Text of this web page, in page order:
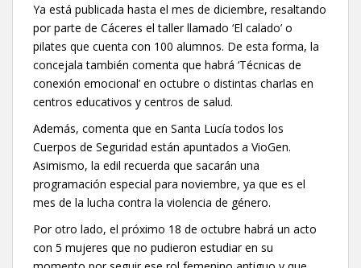
Ya está publicada hasta el mes de diciembre, resaltando
por parte de Cáceres el taller llamado ‘El calado’ o
pilates que cuenta con 100 alumnos. De esta forma, la
concejala también comenta que habrá ‘Técnicas de
conexión emocional’ en octubre o distintas charlas en
centros educativos y centros de salud.
Además, comenta que en Santa Lucía todos los
Cuerpos de Seguridad están apuntados a VioGen.
Asimismo, la edil recuerda que sacarán una
programación especial para noviembre, ya que es el
mes de la lucha contra la violencia de género.
Por otro lado, el próximo 18 de octubre habrá un acto
con 5 mujeres que no pudieron estudiar en su